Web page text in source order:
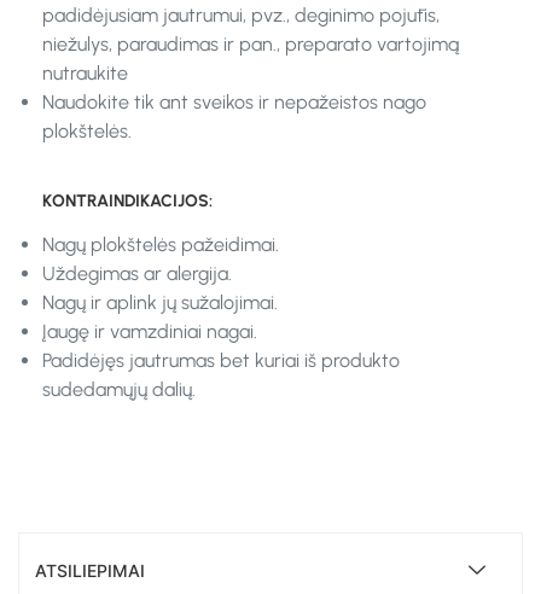
padidėjusiam jautrumui, pvz., deginimo pojūtis,
niežulys, paraudimas ir pan., preparato vartojimą
nutraukite
Naudokite tik ant sveikos ir nepažeistos nago
plokštelės.
KONTRAINDIKACIJOS:
Nagų plokštelės pažeidimai.
Uždegimas ar alergija.
Nagų ir aplink jų sužalojimai.
Įaugę ir vamzdiniai nagai.
Padidėjęs jautrumas bet kuriai iš produkto
sudedamųjų dalių.
ATSILIEPIMAI